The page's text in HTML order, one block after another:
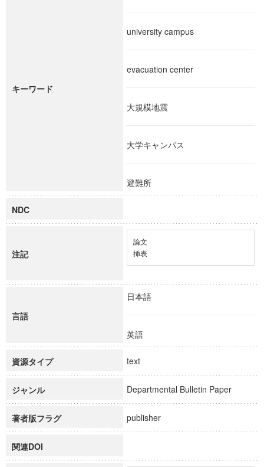
キーワード
university campus
evacuation center
大規模地震
大学キャンパス
避難所
NDC
注記
論文
挿表
言語
日本語
英語
資源タイプ text
ジャンル Departmental Bulletin Paper
著者版フラグ publisher
関連DOI